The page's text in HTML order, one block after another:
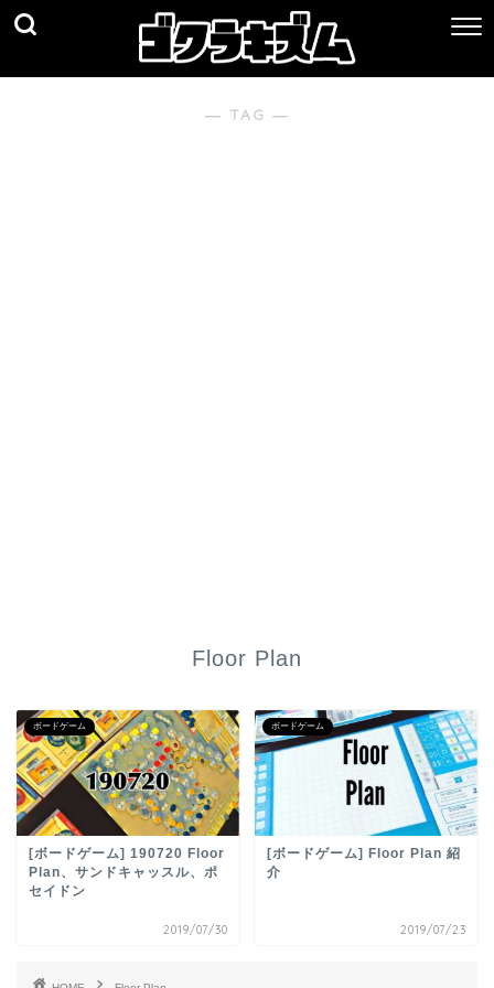
― TAG ―
Floor Plan
ボードゲーム
[ボードゲーム] 190720 Floor
Plan、サンドキャッスル、ポ
セイドン
2019/07/30
ボードゲーム
[ボードゲーム] Floor Plan 紹
介
2019/07/23